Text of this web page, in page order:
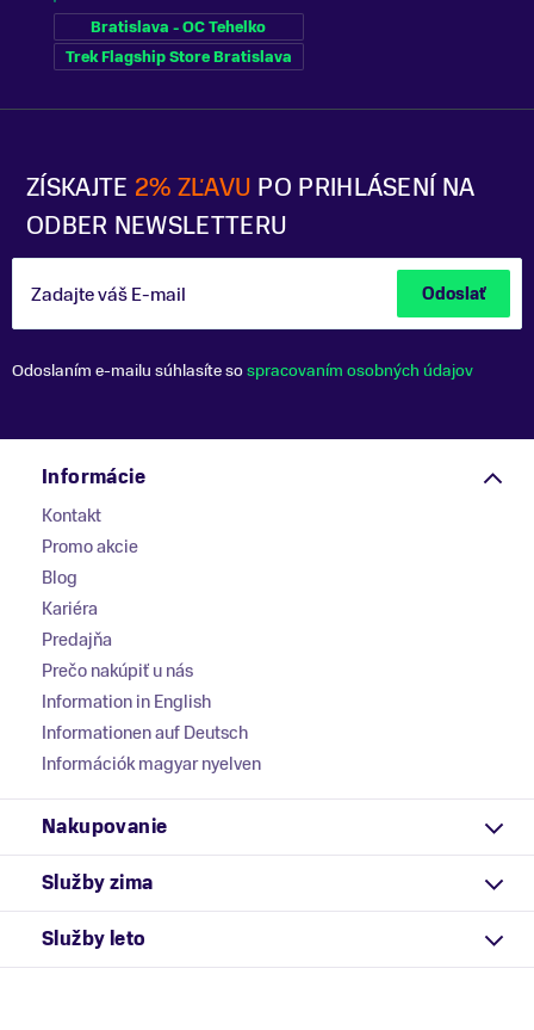
ZÍSKAJTE 2% ZĽAVU PO PRIHLÁSENÍ NA
ODBER NEWSLETTERU
Zadajte váš E-mail Odoslať
Odoslaním e-mailu súhlasíte sospracovaním osobných údajov
Bratislava - OC Tehelko
Trek Flagship Store Bratislava
Informácie
Kontakt
Promo akcie
Blog
Kariéra
Predajňa
Prečo nakúpiť u nás
Information in English
Informationen auf Deutsch
Információk magyar nyelven
Nakupovanie
Služby zima
Služby leto